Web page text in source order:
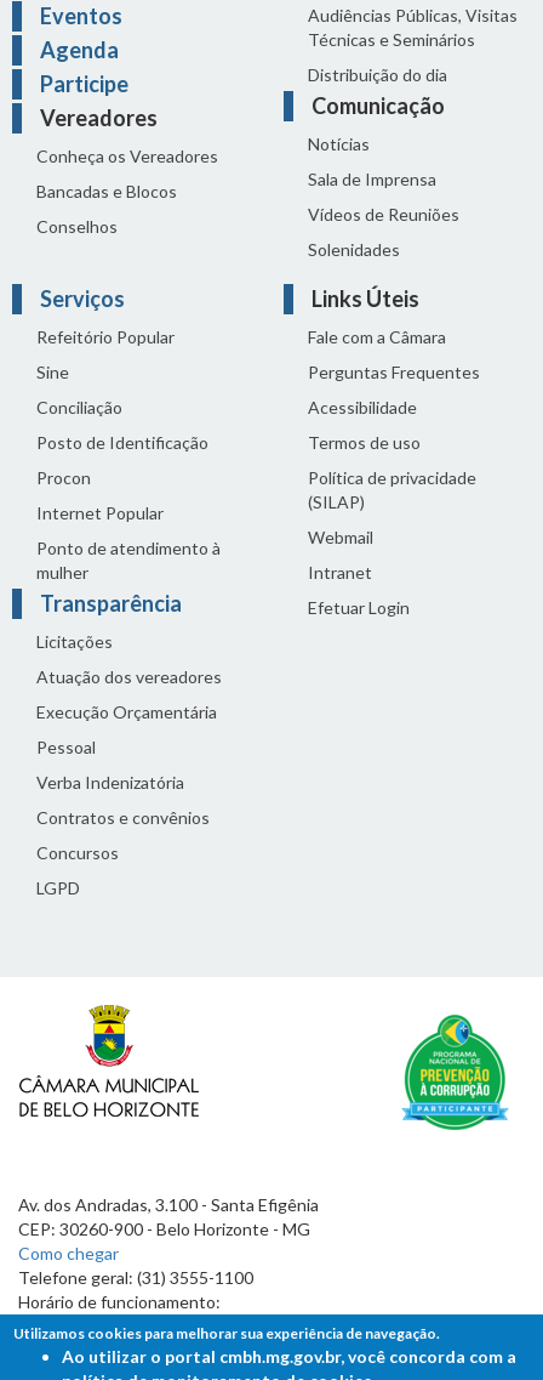
Eventos
Agenda
Participe
Vereadores
Conheça os Vereadores
Bancadas e Blocos
Conselhos
Audiências Públicas, Visitas
Técnicas e Seminários
Distribuição do dia
Comunicação
Notícias
Sala de Imprensa
Vídeos de Reuniões
Solenidades
Serviços
Refeitório Popular
Sine
Conciliação
Posto de Identificação
Procon
Internet Popular
Ponto de atendimento à
mulher
Transparência
Licitações
Atuação dos vereadores
Execução Orçamentária
Pessoal
Verba Indenizatória
Contratos e convênios
Concursos
LGPD
Links Úteis
Fale com a Câmara
Perguntas Frequentes
Acessibilidade
Termos de uso
Política de privacidade
(SILAP)
Webmail
Intranet
Efetuar Login
Av. dos Andradas, 3.100 - Santa Efigênia
CEP: 30260-900 - Belo Horizonte - MG
Como chegar
Telefone geral: (31) 3555-1100
Horário de funcionamento:
7h às 19h
Utilizamos cookies para melhorar sua experiência de navegação.
Ao utilizar o portal cmbh.mg.gov.br, você concorda com a